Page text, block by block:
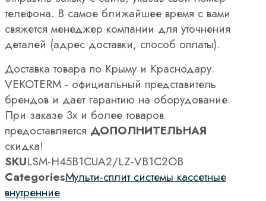
телефона. В самое ближайшее время с вами
свяжется менеджер компании для уточнения
деталей (адрес доставки, способ оплаты).
Доставка товара по Крыму и Краснодару.
VEKOTERM - официальный представитель
брендов и дает гарантию на оборудование.
При заказе 3х и более товаров
предоставляется ДОПОЛНИТЕЛЬНАЯ
скидка!
SKULSM-H45B1CUA2/LZ-VB1C2OB
CategoriesМульти-сплит системы кассетные
внутренние